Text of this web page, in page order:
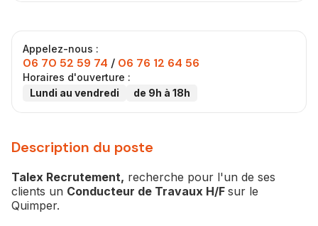
Appelez-nous :
06 70 52 59 74 / 06 76 12 64 56
Horaires d'ouverture :
Lundi au vendredi
de 9h à 18h
Description du poste
Talex Recrutement, recherche pour l'un de ses
clients un Conducteur de Travaux H/F sur le
Quimper.